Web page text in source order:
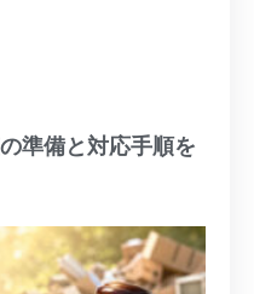
準備と対応手順を